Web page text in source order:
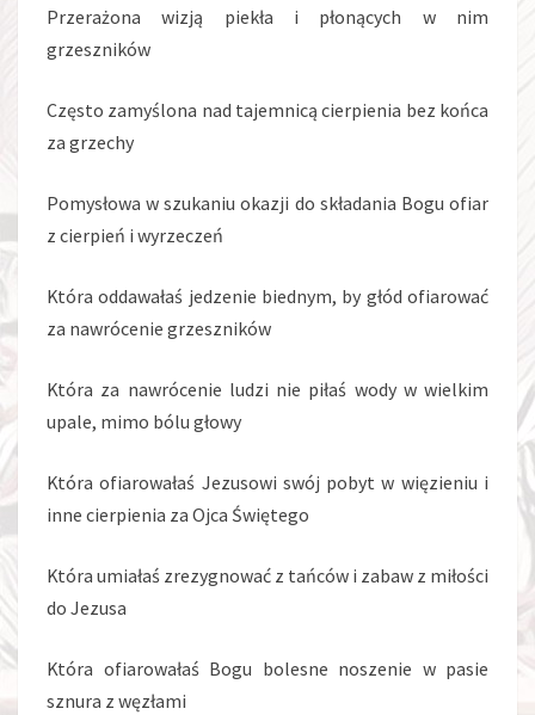
Przerażona wizją piekła i płonących w nim
grzeszników
Często zamyślona nad tajemnicą cierpienia bez końca
za grzechy
Pomysłowa w szukaniu okazji do składania Bogu ofiar
z cierpień i wyrzeczeń
Która oddawałaś jedzenie biednym, by głód ofiarować
za nawrócenie grzeszników
Która za nawrócenie ludzi nie piłaś wody w wielkim
upale, mimo bólu głowy
Która ofiarowałaś Jezusowi swój pobyt w więzieniu i
inne cierpienia za Ojca Świętego
Która umiałaś zrezygnować z tańców i zabaw z miłości
do Jezusa
Która ofiarowałaś Bogu bolesne noszenie w pasie
sznura z węzłami